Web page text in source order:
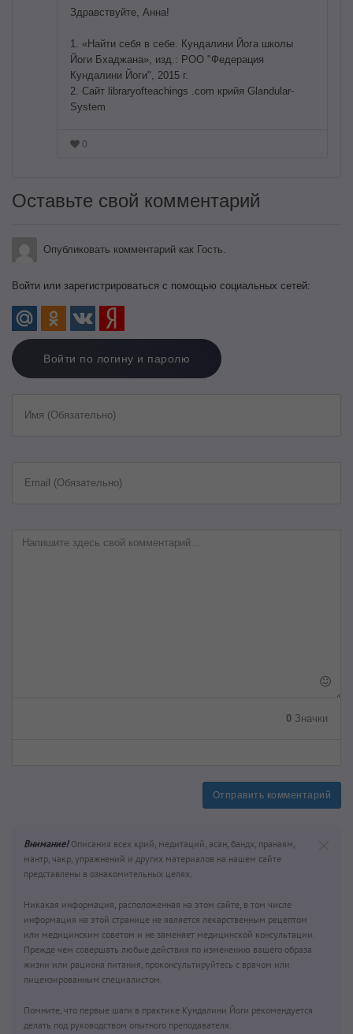
Здравствуйте, Анна!
1. «Найти себя в себе. Кундалини Йога школы
Йоги Бхаджана», изд.: РОО "Федерация
Кундалини Йоги", 2015 г.
2. Сайт libraryofteachings .com крийя Glandular-
System
0
Оставьте свой комментарий
Опубликовать комментарий как Гость.
Войти или зарегистрироваться с помощью социальных сетей:
Войти по логину и паролю
Имя (Обязательно)
Email (Обязательно)
0 Значки
Отправить комментарий
Внимание!Описания всех крий, медитаций, асан, бандх, пранаям,
мантр, чакр, упражнений и других материалов на нашем сайте
представлены в ознакомительных целях.
Никакая информация, расположенная на этом сайте, в том числе
информация на этой странице не является лекарственным рецептом
или медицинским советом и не заменяет медицинской консультации.
Прежде чем совершать любые действия по изменению вашего образа
жизни или рациона питания, проконсультируйтесь с врачом или
лицензированным специалистом.
Помните, что первые шаги в практике Кундалини Йоги рекомендуется
делать под руководством опытного преподавателя.